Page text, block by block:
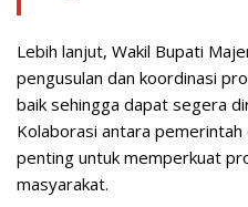
Lebih lanjut, Wakil Bupati
pengusulan dan koordinasi
baik sehingga dapat segera
Kolaborasi antara pemerintah
penting untuk memperkuat
masyarakat.